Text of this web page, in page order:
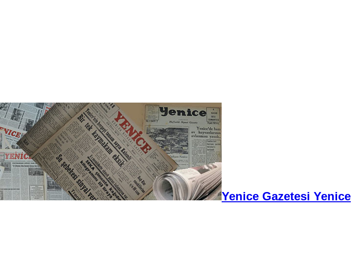
Yenice Gazetesi Yenice